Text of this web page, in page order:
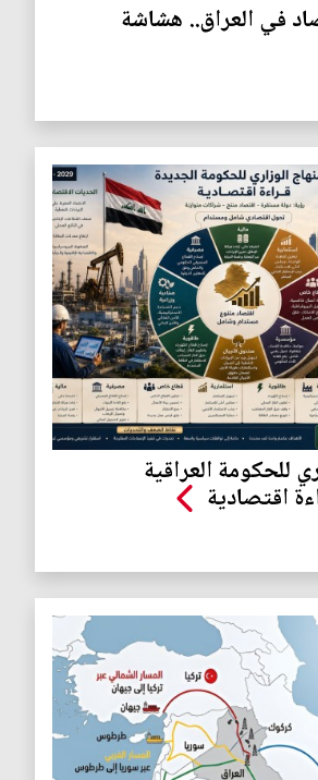
في العراق.. هشاشة
للحكومة العراقية
اقتصادية